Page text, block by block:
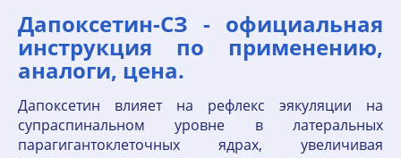
Дапоксетин-СЗ - официальная
инструкция по применению,
аналоги, цена.
Дапоксетин влияет на рефлекс эякуляции на
супраспинальном уровне в латеральных
парагигантоклеточных ядрах, увеличивая